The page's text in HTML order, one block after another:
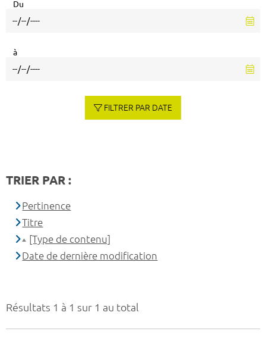
Résultats 1 à 1 sur 1 au total
Du
à
FILTRER PAR DATE
TRIER PAR :
Pertinence
Titre
[Type de contenu]
Date de dernière modification